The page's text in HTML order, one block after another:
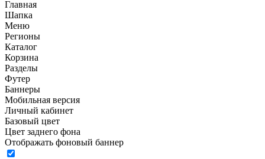
Главная
Шапка
Меню
Регионы
Каталог
Корзина
Разделы
Футер
Баннеры
Мобильная версия
Личный кабинет
Базовый цвет
Цвет заднего фона
Отображать фоновый баннер